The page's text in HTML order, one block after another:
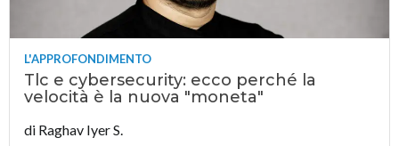
L'APPROFONDIMENTO
Tlc e cybersecurity: ecco perché la
velocità è la nuova "moneta"
di Raghav Iyer S.